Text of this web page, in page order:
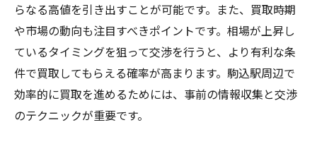
らなる高値を引き出すことが可能です。また、買取時期
や市場の動向も注目すべきポイントです。相場が上昇し
ているタイミングを狙って交渉を行うと、より有利な条
件で買取してもらえる確率が高まります。駒込駅周辺で
効率的に買取を進めるためには、事前の情報収集と交渉
のテクニックが重要です。